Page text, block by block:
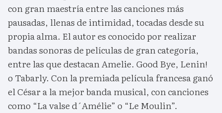
con gran maestría entre las canciones más
pausadas, llenas de intimidad, tocadas desde su
propia alma. El autor es conocido por realizar
bandas sonoras de películas de gran categoría,
entre las que destacan Amelie. Good Bye, Lenin!
o Tabarly. Con la premiada película francesa ganó
el César a la mejor banda musical, con canciones
como “La valse d´Amélie” o “Le Moulin”.